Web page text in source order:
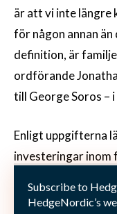
är att vi inte längre
för någon annan
definition, är
ordförande
till George Soros –
Enligt uppgifterna
investeringar inom
Subscribe to
HedgeNordic’s